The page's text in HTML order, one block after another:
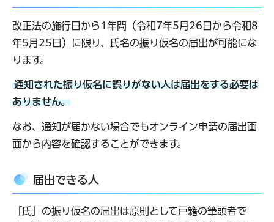
改正法の施行日から1年間（令和7年5月26日から令和8
年5月25日）に限り、氏名の振り仮名の届出が可能にな
ります。
通知された振り仮名に誤りがない人は届出をする必要は
ありません。
なお、通知が届かない場合でもオンライン申請の届出画
面から内容を確認することができます。
届出できる人
「氏」の振り仮名の届出は原則として戸籍の筆頭者で